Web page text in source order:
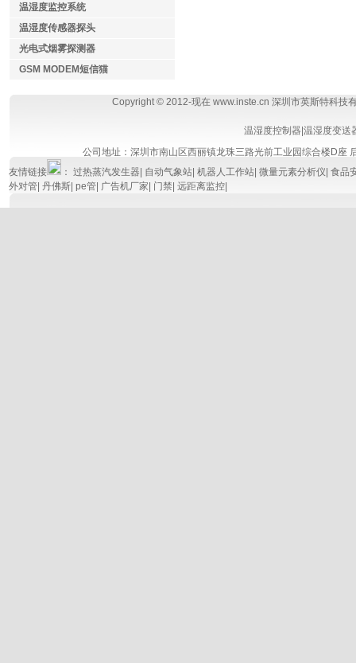
温湿度监控系统
温湿度传感器探头
光电式烟雾探测器
GSM MODEM短信猫
Copyright © 2012-现在 www.inste.cn 深圳市英斯特科技
温湿度控制器 温湿度变送
公司地址：深圳市南山区西丽镇龙珠三路光前工业园综合楼D座
友情链接
： 过热蒸汽发生器 自动气象站| 机器人工作站| 微量元素分析仪 食品
外对管| 丹佛斯| pe管| 广告机厂家 门禁| 远距离监控|